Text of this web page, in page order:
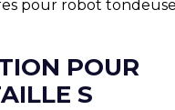
pour robot tondeuse
POUR
S